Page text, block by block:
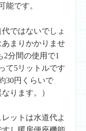
能です。
ではないでしょ
まりかかりませ
2分間の使用で1
て5リットルです
30円くらいで
ります。）
ットは水道代よ